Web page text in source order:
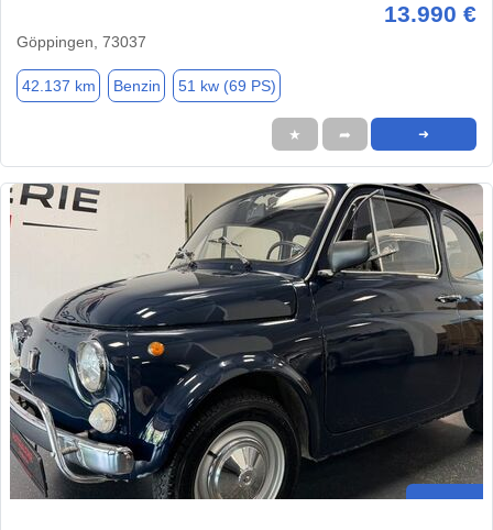
13.990 €
Göppingen, 73037
42.137 km Benzin 51 kw (69 PS)
★ ➦ ➜